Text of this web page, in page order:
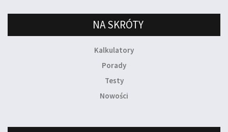
NA SKRÓTY
Kalkulatory
Porady
Testy
Nowości